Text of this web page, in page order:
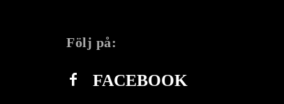
Följ på:
FACEBOOK